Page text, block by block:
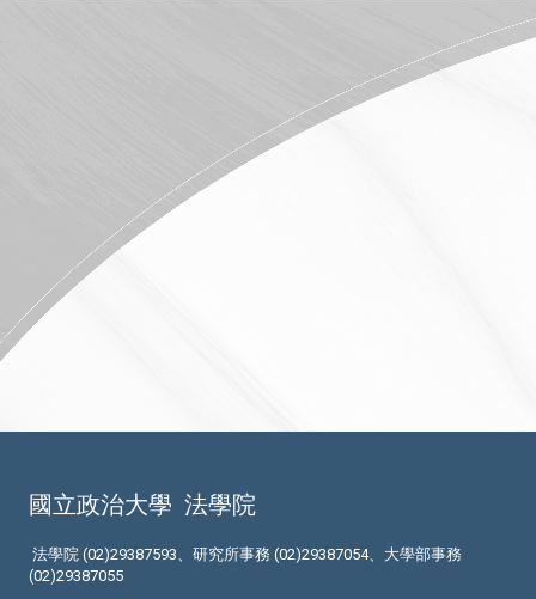
國立政治大學 法學院
法學院 (02)29387593、研究所事務 (02)29387054、大學部事務
(02)29387055